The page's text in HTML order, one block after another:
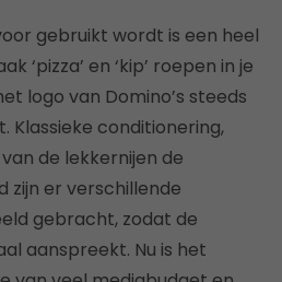
gebruikt wordt is een heel
‘pizza’ en ‘kip’ roepen in je
logo van Domino’s steeds
Klassieke conditionering,
de lekkernijen de
zijn er verschillende
gebracht, zodat de
aanspreekt. Nu is het